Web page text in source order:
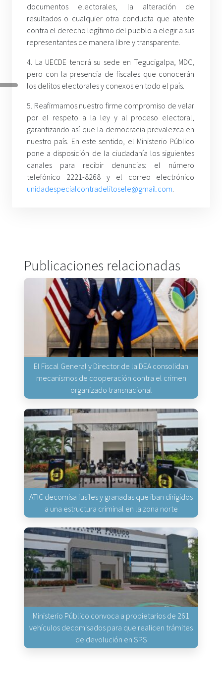
documentos electorales, la alteración de
resultados o cualquier otra conducta que atente
contra el derecho legítimo del pueblo a elegir a sus
representantes de manera libre y transparente.
4. La UECDE tendrá su sede en Tegucigalpa, MDC,
pero con la presencia de fiscales que conocerán
los delitos electorales y conexos en todo el país.
5. Reafirmamos nuestro firme compromiso de velar
por el respeto a la ley y al proceso electoral,
garantizando así que la democracia prevalezca en
nuestro país. En este sentido, el Ministerio Público
pone a disposición de la ciudadanía los siguientes
canales para recibir denuncias: el número
telefónico 2221-8268 y el correo electrónico
unidadespecialcontradelitosele@gmail.com
Publicaciones relacionadas
El Fiscal General y Director de la DEA consolidan
mecanismos de cooperación contra el crimen
organizado transnacional
ATIC decomisa fusiles y granadas que iban dirigidos
a una estructura criminal en la zona norte
Ministerio Público convoca a propietarios de 261
vehículos decomisados para que realicen trámites
de devolución en SPS